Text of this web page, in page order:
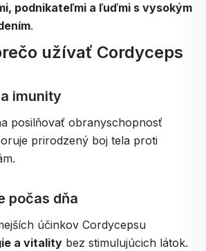
podnikateľmi a ľuďmi s vysokým
.
užívať Cordyceps
imunity
posilňovať obranyschopnosť
prirodzený boj tela proti
počas dňa
účinkov Cordycepsu
a vitality bez stimulujúcich látok.